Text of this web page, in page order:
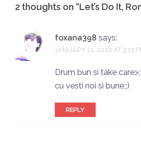
2 thoughts on “Let’s Do It,
foxana398 says:
JANUARY 21, 2010 AT 3:13
Drum bun si take
cu vesti noi si bune;;)
REPLY